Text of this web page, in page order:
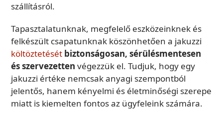
szállításról.
Tapasztalatunknak, megfelelő eszközeinknek és
felkészült csapatunknak köszönhetően a jakuzzi
költöztetését biztonságosan, sérülésmentesen
és szervezetten végezzük el. Tudjuk, hogy egy
jakuzzi értéke nemcsak anyagi szempontból
jelentős, hanem kényelmi és életminőségi szerepe
miatt is kiemelten fontos az ügyfeleink számára.